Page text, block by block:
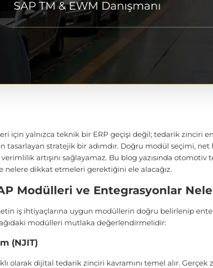
için yalnızca teknik bir ERP geçişi değil; tedarik zinciri
tasarlayan stratejik bir adımdır. Doğru modül seçimi,
artışını sağlayamaz. Bu blog yazısında otomotiv
dikkat etmeleri gerektiğini ele alacağız.
Modülleri ve Entegrasyonlar
iş ihtiyaçlarına uygun modüllerin doğru belirlenip
modülleri mutlaka değerlendirmelidir:
(NJIT)
olarak dijital tedarik zinciri kavramını temel alır.